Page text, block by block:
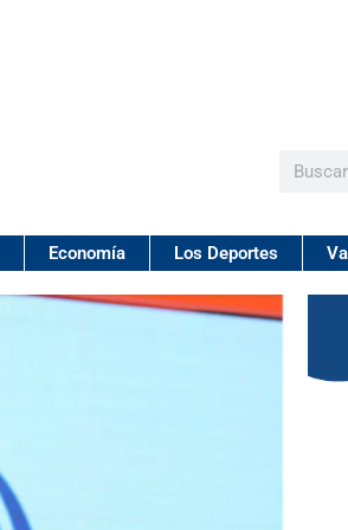
Buscar
Economía Los Deportes